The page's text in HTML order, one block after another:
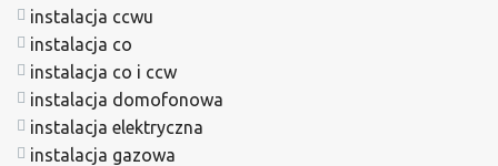
instalacja ccwu
instalacja co
instalacja co i ccw
instalacja domofonowa
instalacja elektryczna
instalacja gazowa